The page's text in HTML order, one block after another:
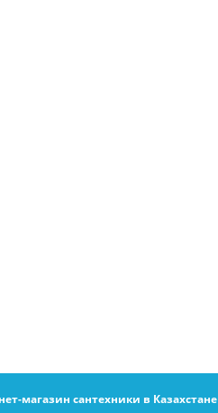
магазин сантехники в Казахстане